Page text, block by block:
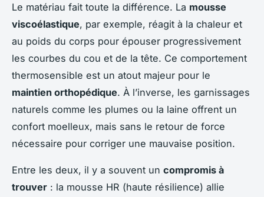
Le matériau fait toute la différence. La mousse
viscoélastique, par exemple, réagit à la chaleur et
au poids du corps pour épouser progressivement
les courbes du cou et de la tête. Ce comportement
thermosensible est un atout majeur pour le
maintien orthopédique. À l’inverse, les garnissages
naturels comme les plumes ou la laine offrent un
confort moelleux, mais sans le retour de force
nécessaire pour corriger une mauvaise position.
Entre les deux, il y a souvent un compromis à
trouver : la mousse HR (haute résilience) allie